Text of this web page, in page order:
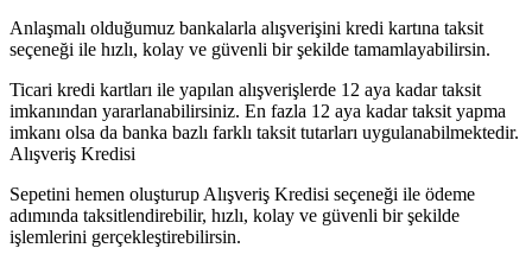
Anlaşmalı olduğumuz bankalarla alışverişini kredi kartına taksit
seçeneği ile hızlı, kolay ve güvenli bir şekilde tamamlayabilirsin.
Ticari kredi kartları ile yapılan alışverişlerde 12 aya kadar taksit
imkanından yararlanabilirsiniz. En fazla 12 aya kadar taksit yapma
imkanı olsa da banka bazlı farklı taksit tutarları uygulanabilmektedir.
Alışveriş Kredisi
Sepetini hemen oluşturup Alışveriş Kredisi seçeneği ile ödeme
adımında taksitlendirebilir, hızlı, kolay ve güvenli bir şekilde
işlemlerini gerçekleştirebilirsin.